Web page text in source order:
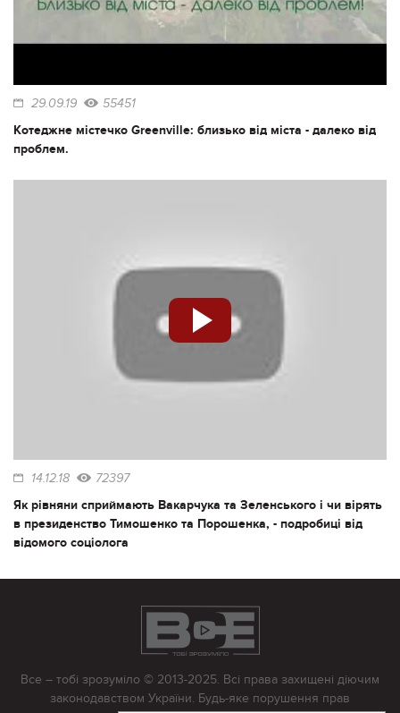
29.09.19 55451
Котеджне містечко Greenville: близько від міста - далеко від
проблем.
14.12.18 72397
Як рівняни сприймають Вакарчука та Зеленського і чи вірять
в президенство Тимошенко та Порошенка, - подробиці від
відомого соціолога
Все – тобі зрозуміло © 2013-2025. Всі права захищені діючим
законодавством України. Будь-яке порушення прав